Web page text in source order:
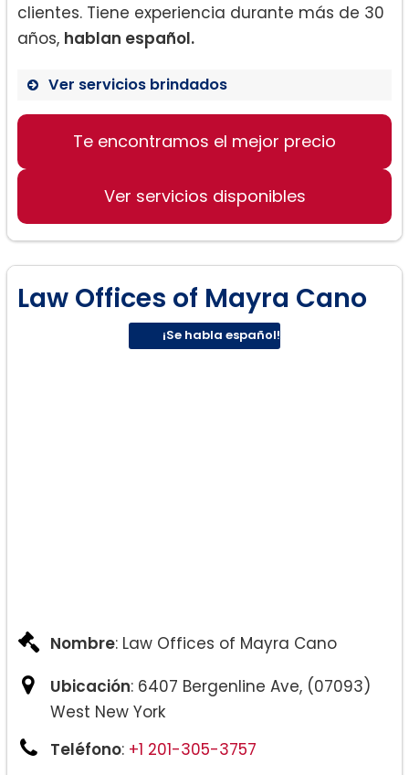
clientes. Tiene experiencia durante más de 30
años, hablan español.
Ver servicios brindados
Leyes de Inmigración
Te encontramos el mejor precio
Ver servicios disponibles
Law Offices of Mayra Cano
¡Se habla español!
Nombre: Law Offices of Mayra Cano
Ubicación: 6407 Bergenline Ave, (07093)
West New York
Teléfono: +1 201-305-3757